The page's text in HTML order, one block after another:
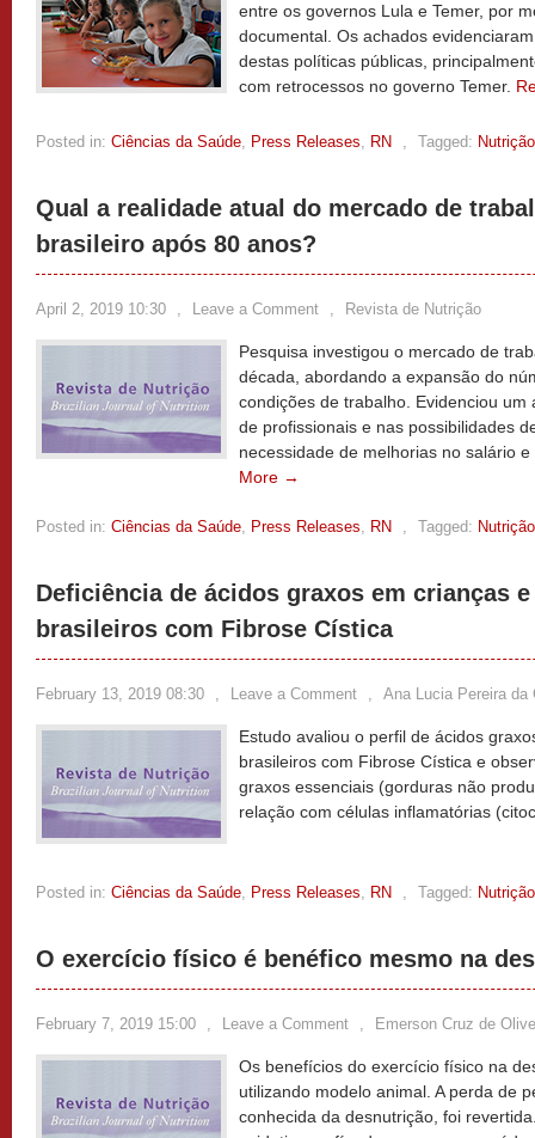
entre os governos Lula e Temer, por
documental. Os achados
destas políticas públicas,
com retrocessos no governo Temer.
Posted in: Ciências da Saúde, Press Releases, RN , Tagged: Nutrição
Qual a realidade atual do mercado de
brasileiro após 80 anos?
April 2, 2019 10:30 , Leave a Comment , Revista de Nutrição
Pesquisa investigou o mercado de
década, abordando a expansão do
condições de trabalho. Evidenciou
de profissionais e nas possibilidades
necessidade de melhorias no salário
More →
Posted in: Ciências da Saúde, Press Releases, RN , Tagged: Nutrição
Deficiência de ácidos graxos em crianças
brasileiros com Fibrose Cística
February 13, 2019 08:30 , Leave a Comment , Ana Lucia Pereira da
Estudo avaliou o perfil de ácidos
brasileiros com Fibrose Cística e
graxos essenciais (gorduras não
relação com células inflamatórias
Posted in: Ciências da Saúde, Press Releases, RN , Tagged: Nutrição
O exercício físico é benéfico mesmo na
February 7, 2019 15:00 , Leave a Comment , Emerson Cruz de
Os benefícios do exercício físico na
utilizando modelo animal. A perda de
conhecida da desnutrição, foi